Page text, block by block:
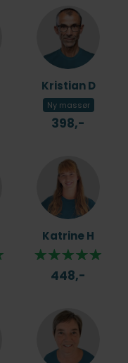
Kristian D
Ny massør
398,-
Katrine H
448,-